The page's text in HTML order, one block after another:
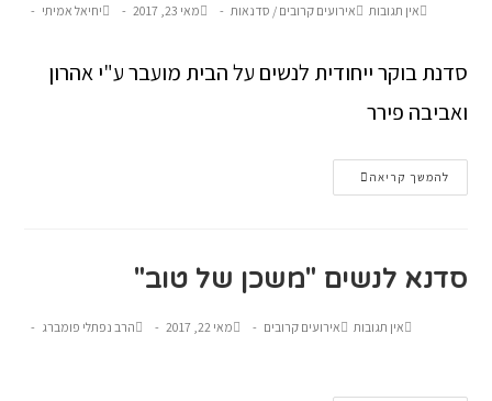
יחיאל אמיתי מאי 23, 2017 אירועים קרובים / סדנאות אין תגובות
סדנת בוקר ייחודית לנשים על הבית מועבר ע"י אהרון
ואביבה פירר
להמשך קריאה
סדנא לנשים "משכן של טוב"
הרב נפתלי פומברג מאי 22, 2017 אירועים קרובים אין תגובות